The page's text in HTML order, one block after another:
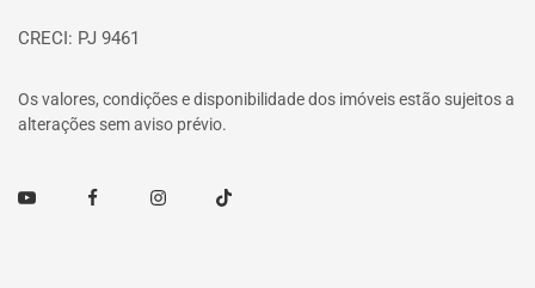
CRECI: PJ 9461
Os valores, condições e disponibilidade dos imóveis estão sujeitos a
alterações sem aviso prévio.
Youtube FacebookInstagramTikTok